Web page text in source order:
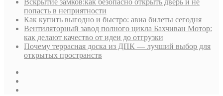
Вскрытие замков:как безопасно открыть дверь и не
попасть в неприятности
Как купить выгодно и быстро: авиа билеты сегодня
Вентиляторный завод полного цикла Бахчиван Мотор:
как делают качество от идеи до отгрузки
Почему террасная доска из ДПК — лучший выбор для
открытых пространств